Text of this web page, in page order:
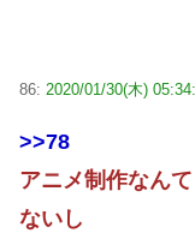
86: 2020/01/30(木)
>>78
アニメ制作なん
ないし